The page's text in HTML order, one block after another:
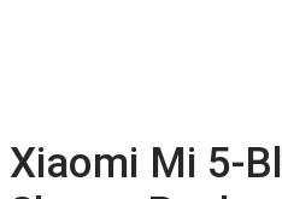
Xiaomi Mi 5-